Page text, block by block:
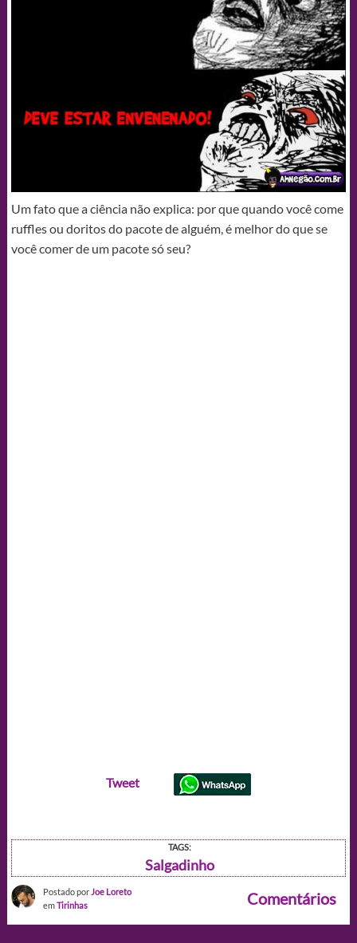
Um fato que a ciência não explica: por que quando você come
ruffles ou doritos do pacote de alguém, é melhor do que se
você comer de um pacote só seu?
Tweet
TAGS:
Salgadinho
Postado por Joe Loreto
emTirinhas Comentários